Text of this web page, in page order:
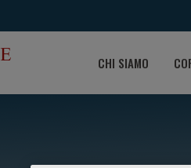
CHI SIAMO